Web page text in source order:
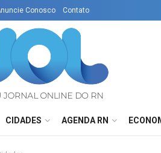
Conosco Contato
CIDADES AGENDA RN